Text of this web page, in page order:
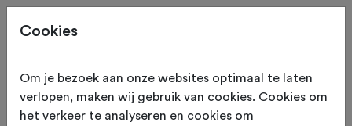
OVERIG Gewijzigd op 13 augustus 2021
Cookies
Om je bezoek aan onze websites optimaal te laten
verlopen, maken wij gebruik van cookies. Cookies om
het verkeer te analyseren en cookies om